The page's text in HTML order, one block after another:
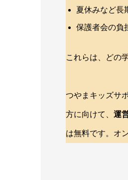
夏休みなど長
保護者会の負
これらは、どの
つやまキッズサ
方に向けて、 運
は無料です。オ